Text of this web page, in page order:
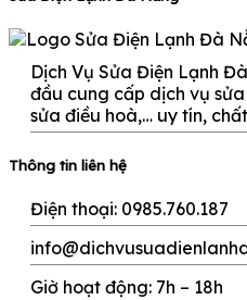
Dịch Vụ Sửa Điện Lạnh
đầu cung cấp dịch vụ
sửa điều hoà,… uy tín,
Thông tin liên hệ
Điện thoại: 0985.760.187
Giờ hoạt động: 7h – 18h